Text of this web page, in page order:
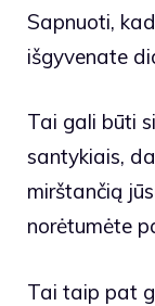
Sapnuoti,
išgyvenate
Tai gali būti
santykiais,
mirštančią
norėtumėte
Tai taip pat